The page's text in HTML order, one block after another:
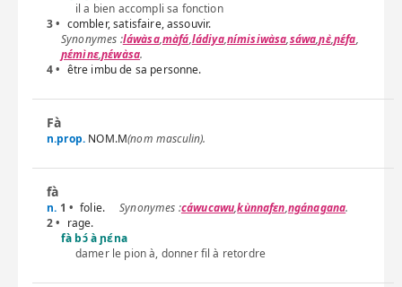
il a bien accompli sa fonction
3 • combler, satisfaire, assouvir.
láwàsa,màfá,ládiya,nímisiwàsa,sáwa,ɲɛ̀,ɲɛ́fa,
ɲɛ́mìnɛ,ɲɛ́wàsa.
4 • être imbu de sa personne.
Fà
n.prop. NOM.M(nom masculin).
fà
n. 1 • folie. cáwucawu,kùnnafɛn,ngánagana.
2 • rage.
fà bɔ́ à ɲɛ́na
damer le pion à, donner fil à retordre